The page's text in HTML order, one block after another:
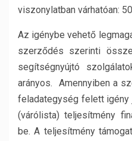
viszonylatban várhatóan:
Az igénybe vehető
szerződés szerinti
segítségnyújtó
arányos. Amennyiben a
feladategység felett igény
(várólista) teljesítmény
be. A teljesítmény